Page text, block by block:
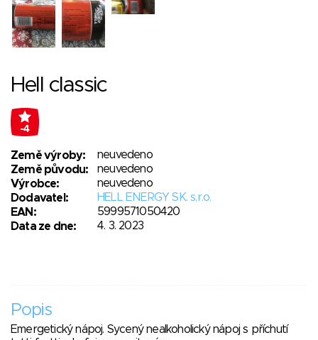
Hell classic
-4
Země výroby:
neuvedeno
Země původu:
neuvedeno
Výrobce:
neuvedeno
Dodavatel:
HELL ENERGY SK. s.r.o.
EAN:
5999571050420
Data ze dne:
4. 3. 2023
Popis
Emergetický nápoj. Sycený nealkoholický nápoj s příchutí